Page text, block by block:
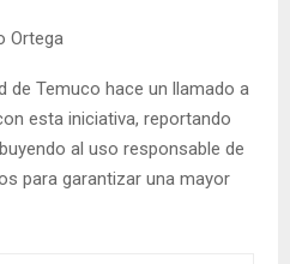
Ortega
de Temuco hace un llamado a
esta iniciativa, reportando
al uso responsable de
para garantizar una mayor